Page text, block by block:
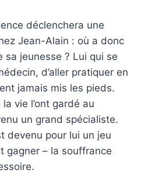
déclenchera une
Jean-Alain : où a donc
sa jeunesse ? Lui qui se
d’aller pratiquer en
jamais mis les pieds.
vie l’ont gardé au
un grand spécialiste.
devenu pour lui un jeu
gagner – la souffrance